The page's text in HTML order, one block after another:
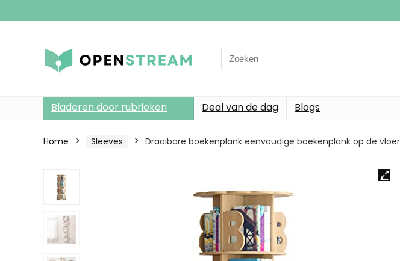
Search
for:
Bladeren door rubrieken Deal van de dag Blogs
Home Sleeves Draaibare boekenplank eenvoudige boekenplank op de